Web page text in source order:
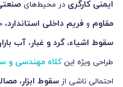
بندهای راحت و سیستم تهویه
خستگی یا تعریق زیاد را فراهم
همچنین این کلاه قابلیت نصب
گوش‌گیر را دارد. به دلیل
ساخت و ساز، سدسازی،